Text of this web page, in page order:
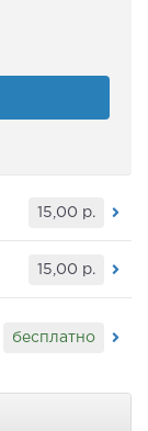
15,00 р.
15,00 р.
бесплатно